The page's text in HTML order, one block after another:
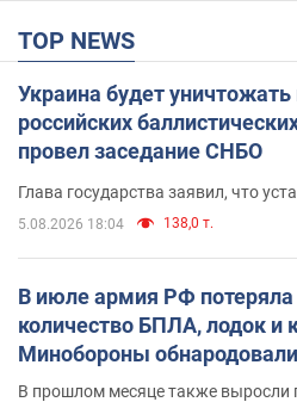
TOP NEWS
Украина будет
российских
провел заседание СНБО
Глава государства заявил, что
5.08.2026 18:04 138,0 т.
В июле армия РФ потеряла
количество БПЛА, лодок и
Минобороны обнародовали
В прошлом месяце также выросли